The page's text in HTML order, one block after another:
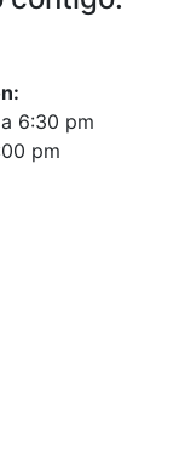
6:30 pm
pm